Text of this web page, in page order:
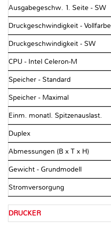
Ausgabegeschw. 1. Seite - SW
Druckgeschwindigkeit - Vollfarbe
Druckgeschwindigkeit - SW
CPU - Intel Celeron-M
Speicher - Standard
Speicher - Maximal
Einm. monatl. Spitzenauslast.
Duplex
Abmessungen (B x T x H)
Gewicht - Grundmodell
Stromversorgung
DRUCKER